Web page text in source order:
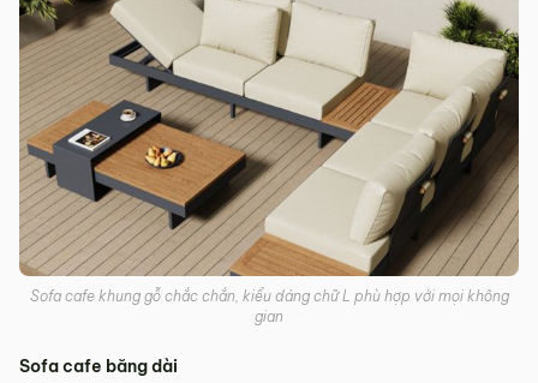
Sofa cafe khung gỗ chắc chắn, kiểu dáng chữ L phù hợp với mọi không
gian
Sofa cafe băng dài